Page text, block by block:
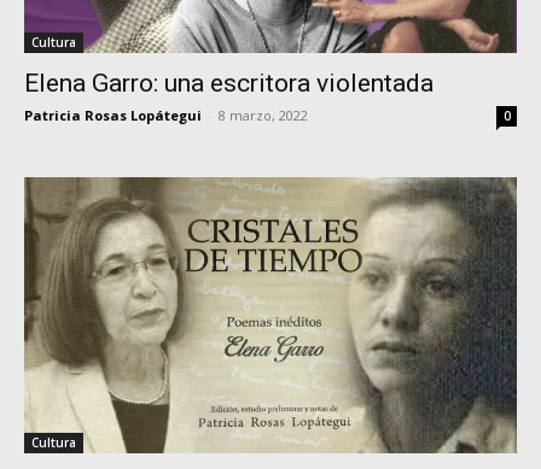
Cultura
Elena Garro: una escritora violentada
Patricia Rosas Lopátegui 8 marzo, 2022 0
Cultura